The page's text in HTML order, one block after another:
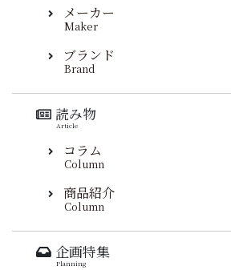
メーカー
Maker
ブランド
Brand
読み物
Article
コラム
Column
商品紹介
Column
企画特集
Planning